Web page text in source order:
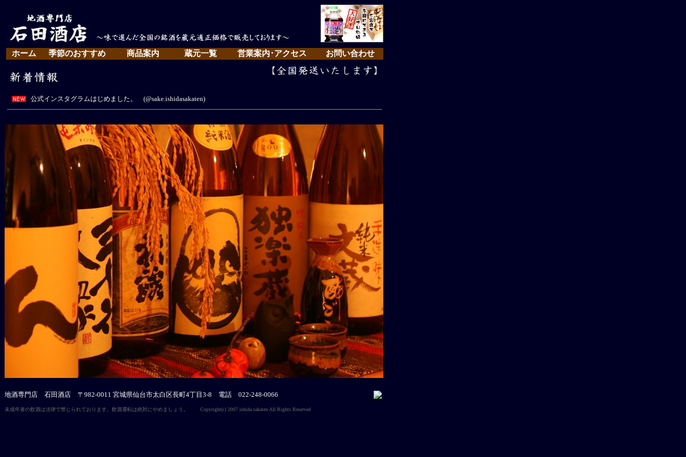
地酒専門店 石田酒店 〒982-0011 宮城県仙台市太白区長町4丁目3-8 電話 022-248-0066
未成年者の飲酒は法律で禁じられております。飲酒運転は絶対にやめましょう。 Copyright(c) 2007 ishida sakaten All Rights Reserved
公式インスタグラムはじめました。 (@sake.ishidasakaten)
ホーム 季節のおすすめ 商品案内 蔵元一覧 営業案内･アクセス お問い合わせ